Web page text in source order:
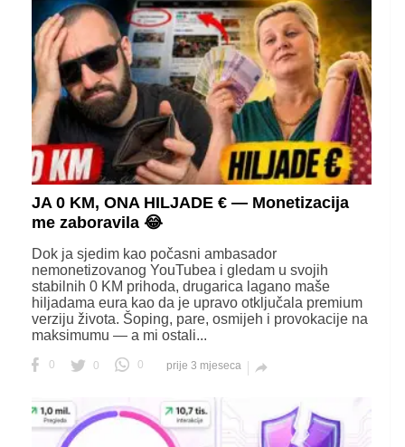
JA 0 KM, ONA HILJADE € — Monetizacija
me zaboravila 😂
Dok ja sjedim kao počasni ambasador
nemonetizovanog YouTubea i gledam u svojih
stabilnih 0 KM prihoda, drugarica lagano maše
hiljadama eura kao da je upravo otključala premium
verziju života. Šoping, pare, osmijeh i provokacije na
maksimumu — a mi ostali...
0 0 0 prije 3 mjeseca 